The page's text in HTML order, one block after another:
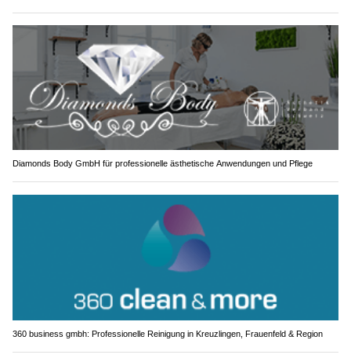
Diamonds Body GmbH für professionelle ästhetische Anwendungen und Pflege
360 business gmbh: Professionelle Reinigung in Kreuzlingen, Frauenfeld & Region